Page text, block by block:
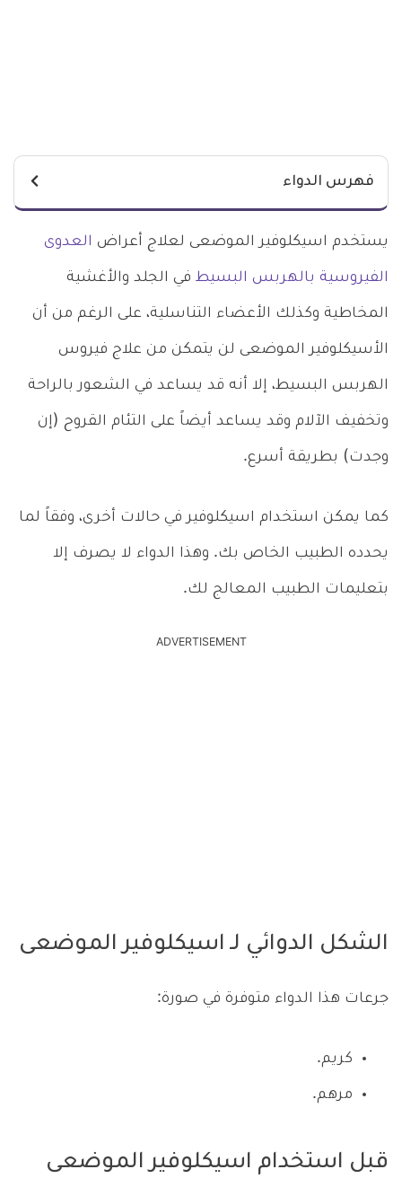
فهرس الدواء
يستخدم اسيكلوفير الموضعى لعلاج أعراض العدوى
الفيروسية بالهربس البسيط في الجلد والأغشية
المخاطية وكذلك الأعضاء التناسلية، على الرغم من أن
الأسيكلوفير الموضعى لن يتمكن من علاج فيروس
الهربس البسيط، إلا أنه قد يساعد في الشعور بالراحة
وتخفيف الآلام وقد يساعد أيضاً على التئام القروح (إن
وجدت) بطريقة أسرع.
كما يمكن استخدام اسيكلوفير في حالات أخرى، وفقاً لما
يحدده الطبيب الخاص بك. وهذا الدواء لا يصرف إلا
بتعليمات الطبيب المعالج لك.
ADVERTISEMENT
الشكل الدوائي لـ اسيكلوفير الموضعى
جرعات هذا الدواء متوفرة في صورة:
كريم.
مرهم.
قبل استخدام اسيكلوفير الموضعى